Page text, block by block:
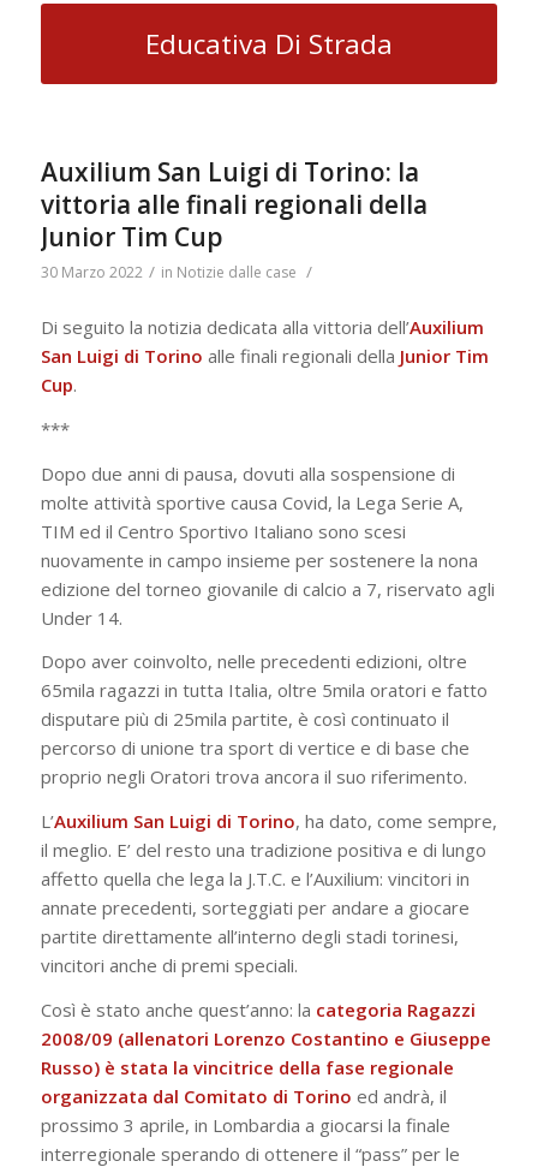
Educativa Di Strada
Auxilium San Luigi di Torino: la
vittoria alle finali regionali della
Junior Tim Cup
30 Marzo 2022 / in Notizie dalle case /
Di seguito la notizia dedicata alla vittoria dell’Auxilium
San Luigi di Torino alle finali regionali della Junior Tim
Cup.
***
Dopo due anni di pausa, dovuti alla sospensione di
molte attività sportive causa Covid, la Lega Serie A,
TIM ed il Centro Sportivo Italiano sono scesi
nuovamente in campo insieme per sostenere la nona
edizione del torneo giovanile di calcio a 7, riservato agli
Under 14.
Dopo aver coinvolto, nelle precedenti edizioni, oltre
65mila ragazzi in tutta Italia, oltre 5mila oratori e fatto
disputare più di 25mila partite, è così continuato il
percorso di unione tra sport di vertice e di base che
proprio negli Oratori trova ancora il suo riferimento.
L’Auxilium San Luigi di Torino, ha dato, come sempre,
il meglio. E’ del resto una tradizione positiva e di lungo
affetto quella che lega la J.T.C. e l’Auxilium: vincitori in
annate precedenti, sorteggiati per andare a giocare
partite direttamente all’interno degli stadi torinesi,
vincitori anche di premi speciali.
Così è stato anche quest’anno: la categoria Ragazzi
2008/09 (allenatori Lorenzo Costantino e Giuseppe
Russo) è stata la vincitrice della fase regionale
organizzata dal Comitato di Torino ed andrà, il
prossimo 3 aprile, in Lombardia a giocarsi la finale
interregionale sperando di ottenere il “pass” per le